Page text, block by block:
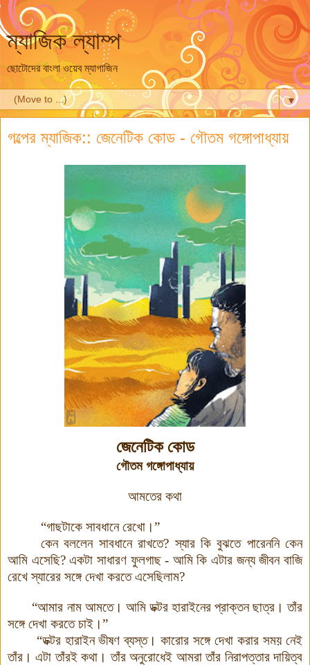
ম্যাজিক ল্যাম্প
ছোটোদের বাংলা ওয়েব ম্যাগাজিন
▼
গল্পের ম্যাজিক:: জেনেটিক কোড - গৌতম গঙ্গোপাধ্যায়
জেনেটিক কোড
গৌতম গঙ্গোপাধ্যায়
আমতের কথা
“গাছটাকে সাবধানে রেখো ।”
কেন বললেন সাবধানে রাখতে?স্যার কি বুঝতে পারেননি কেন
আমি এসেছি?একটা সাধারণ ফুলগাছ - আমি কি এটার জন্য জীবন বাজি
রেখে স্যারের সঙ্গে দেখা করতে এসেছিলাম?
“আমার নাম আমতে। আমি ডক্টর হারাইনের প্রাক্তন ছাত্র। তাঁর
সঙ্গে দেখা করতে চাই ।”
“ডক্টর হারাইন ভীষণ ব্যস্ত। কারোর সঙ্গে দেখা করার সময় নেই
তাঁর । এটা তাঁরই কথা ।তাঁর অনুরোধেই আমরা তাঁর নিরাপত্তার দায়িত্ব